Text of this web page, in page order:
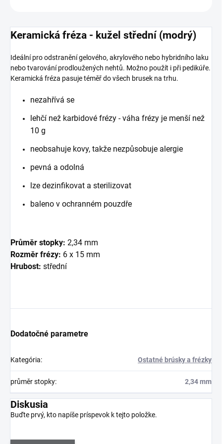
Keramická fréza - kužel střední (modrý)
Ideální pro odstranění gelového, akrylového nebo hybridního laku
nebo tvarování prodloužených nehtů. Možno použít i při pedikúře.
Keramická fréza pasuje téměř do všech brusek na trhu.
nezahřívá se
lehčí než karbidové frézy - váha frézy je menší než
10 g
neobsahuje kovy, takže nezpůsobuje alergie
pevná a odolná
lze dezinfikovat a sterilizovat
baleno v ochranném pouzdře
Průměr stopky: 2,34 mm
Rozměr frézy: 6 x 15 mm
Hrubost: střední
Dodatočné parametre
Kategória: Ostatné brúsky a frézky
průměr stopky: 2,34 mm
Diskusia
Buďte prvý, kto napíše príspevok k tejto položke.